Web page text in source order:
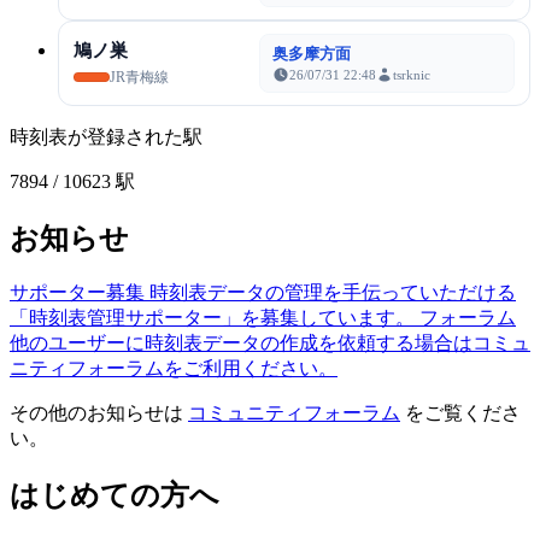
鳩ノ巣
JR青梅線
奥多摩方面
26/07/31 22:48 tsrknic
時刻表が登録された駅
7894 / 10623 駅
お知らせ
サポーター募集 時刻表データの管理を手伝っていただける
「時刻表管理サポーター」を募集しています。
フォーラム
他のユーザーに時刻表データの作成を依頼する場合はコミュ
ニティフォーラムをご利用ください。
その他のお知らせは コミュニティフォーラム をご覧くださ
い。
はじめての方へ